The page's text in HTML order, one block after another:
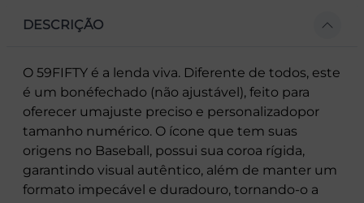
DESCRIÇÃO
O 59FIFTY é a lenda viva. Diferente de todos, este
é um bonéfechado (não ajustável), feito para
oferecer umajuste preciso e personalizadopor
tamanho numérico. O ícone que tem suas
origens no Baseball, possui sua coroa rígida,
garantindo visual autêntico, além de manter um
formato impecável e duradouro, tornando-o a